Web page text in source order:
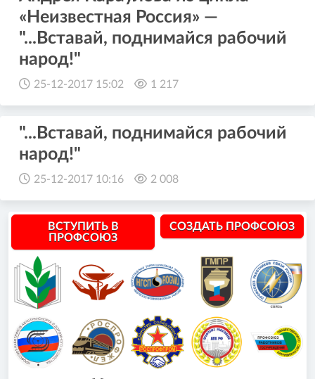
«Неизвестная Россия» —
"...Вставай, поднимайся рабочий
народ!"
25-12-2017 15:02 1 217
"...Вставай, поднимайся рабочий
народ!"
25-12-2017 10:16 2 008
ВСТУПИТЬ В
ПРОФСОЮЗ
СОЗДАТЬ ПРОФСОЮЗ